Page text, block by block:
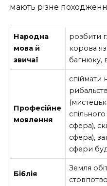
мають різне
Народна
мова й
звичаї
розбити
корова
багнюку,
Професійне
мовлення
спіймати
сфера),
сфера),
сфери
Біблія
Земля